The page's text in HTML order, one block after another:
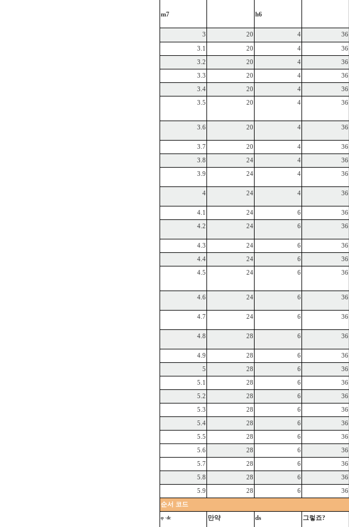
m7 h6
3 20 4 36
3.1 20 4 36
3.2 20 4 36
3.3 20 4 36
3.4 20 4 36
3.5 20 4 36
3.6
20 4 36
3.7 20 4 36
3.8 24 4 36
3.9 24 4 36
4 24 4 36
4.1 24 6 36
4.2 24 6 36
4.3 24 6 36
4.4 24 6 36
4.5 24 6 36
4.6
24 6 36
4.7 24 6 36
4.8 28 6 36
4.9 28 6 36
5 28 6 36
5.1 28 6 36
5.2 28 6 36
5.3 28 6 36
5.4 28 6 36
5.5 28 6 36
5.6 28 6 36
5.7 28 6 36
5.8 28 6 36
5.9 28 6 36
순서 코드
φ ·dc 만약 ds 그렇죠?